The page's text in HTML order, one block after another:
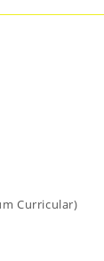
Curricular)